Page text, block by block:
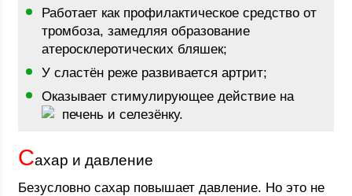
Работает как профилактическое средство от
тромбоза, замедляя образование
атеросклеротических бляшек;
У сластён реже развивается артрит;
Оказывает стимулирующее действие на
печень и селезёнку.
Сахар и давление
Безусловно сахар повышает давление. Но это не